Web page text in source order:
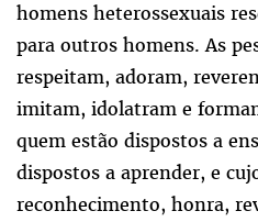
homens heterossexuais
para outros homens. As
respeitam, adoram,
imitam, idolatram e
quem estão dispostos a
dispostos a aprender, e
reconhecimento, honra,